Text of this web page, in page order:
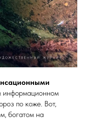
информационном
по коже. Вот,
богатом на